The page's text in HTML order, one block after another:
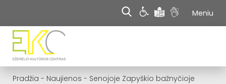
Meniu
Pradžia - Naujienos - Senojoje Zapyškio bažnyčioje